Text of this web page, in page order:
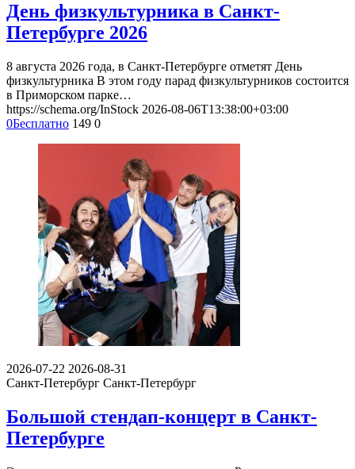
День физкультурника в Санкт-
Петербурге 2026
8 августа 2026 года, в Санкт-Петербурге отметят День
физкультурника В этом году парад физкультурников состоится
в Приморском парке…
https://schema.org/InStock 2026-08-06T13:38:00+03:00
0Бесплатно 149 0
2026-07-22 2026-08-31
Санкт-Петербург Санкт-Петербург
Большой стендап-концерт в Санкт-
Петербурге